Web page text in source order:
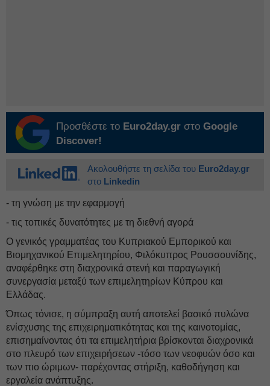
Προσθέστε το Euro2day.gr στο Google
Discover!
Ακολουθήστε τη σελίδα του Euro2day.gr
στο Linkedin
- τη γνώση με την εφαρμογή
- τις τοπικές δυνατότητες με τη διεθνή αγορά
Ο γενικός γραμματέας του Κυπριακού Εμπορικού και
Βιομηχανικού Επιμελητηρίου, Φιλόκυπρος Ρουσσουνίδης,
αναφέρθηκε στη διαχρονικά στενή και παραγωγική
συνεργασία μεταξύ των επιμελητηρίων Κύπρου και
Ελλάδας.
Όπως τόνισε, η σύμπραξη αυτή αποτελεί βασικό πυλώνα
ενίσχυσης της επιχειρηματικότητας και της καινοτομίας,
επισημαίνοντας ότι τα επιμελητήρια βρίσκονται διαχρονικά
στο πλευρό των επιχειρήσεων -τόσο των νεοφυών όσο και
των πιο ώριμων- παρέχοντας στήριξη, καθοδήγηση και
εργαλεία ανάπτυξης.